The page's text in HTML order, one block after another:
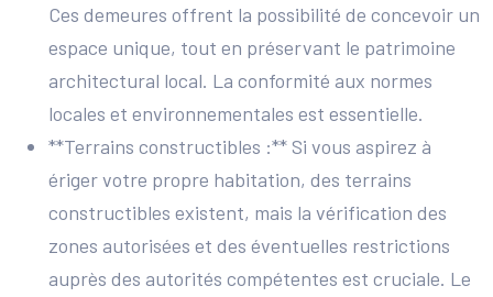
Ces demeures offrent la possibilité de concevoir un
espace unique, tout en préservant le patrimoine
architectural local. La conformité aux normes
locales et environnementales est essentielle.
**Terrains constructibles :** Si vous aspirez à
ériger votre propre habitation, des terrains
constructibles existent, mais la vérification des
zones autorisées et des éventuelles restrictions
auprès des autorités compétentes est cruciale. Le